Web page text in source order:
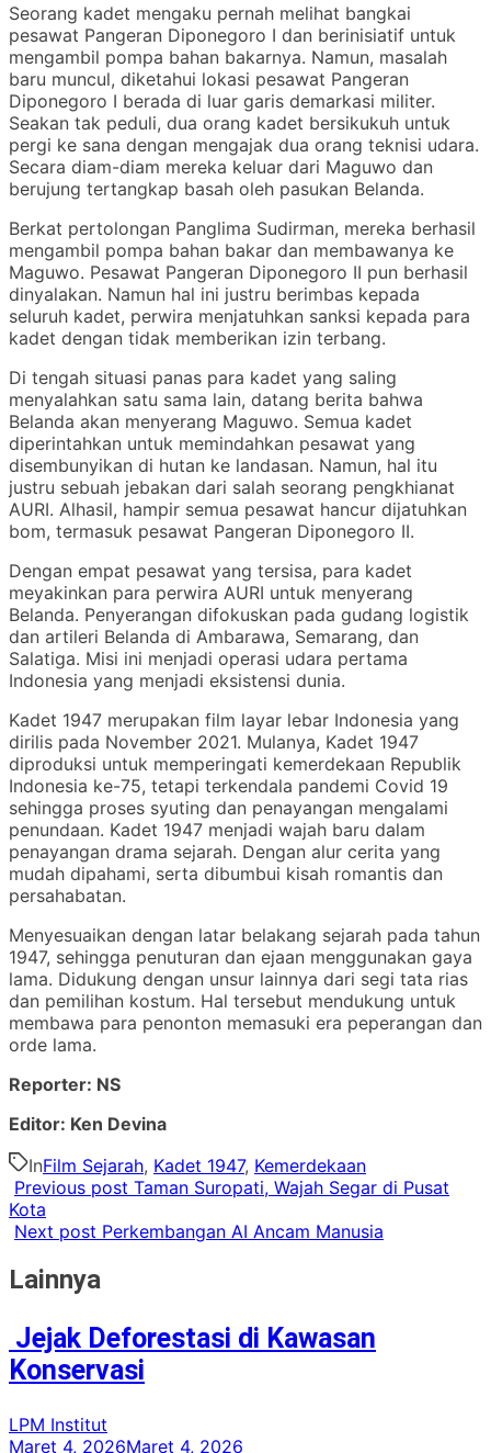
Seorang kadet mengaku pernah melihat bangkai
pesawat Pangeran Diponegoro I dan berinisiatif untuk
mengambil pompa bahan bakarnya. Namun, masalah
baru muncul, diketahui lokasi pesawat Pangeran
Diponegoro I berada di luar garis demarkasi militer.
Seakan tak peduli, dua orang kadet bersikukuh untuk
pergi ke sana dengan mengajak dua orang teknisi udara.
Secara diam-diam mereka keluar dari Maguwo dan
berujung tertangkap basah oleh pasukan Belanda.
Berkat pertolongan Panglima Sudirman, mereka berhasil
mengambil pompa bahan bakar dan membawanya ke
Maguwo. Pesawat Pangeran Diponegoro II pun berhasil
dinyalakan. Namun hal ini justru berimbas kepada
seluruh kadet, perwira menjatuhkan sanksi kepada para
kadet dengan tidak memberikan izin terbang.
Di tengah situasi panas para kadet yang saling
menyalahkan satu sama lain, datang berita bahwa
Belanda akan menyerang Maguwo. Semua kadet
diperintahkan untuk memindahkan pesawat yang
disembunyikan di hutan ke landasan. Namun, hal itu
justru sebuah jebakan dari salah seorang pengkhianat
AURI. Alhasil, hampir semua pesawat hancur dijatuhkan
bom, termasuk pesawat Pangeran Diponegoro II.
Dengan empat pesawat yang tersisa, para kadet
meyakinkan para perwira AURI untuk menyerang
Belanda. Penyerangan difokuskan pada gudang logistik
dan artileri Belanda di Ambarawa, Semarang, dan
Salatiga. Misi ini menjadi operasi udara pertama
Indonesia yang menjadi eksistensi dunia.
Kadet 1947 merupakan film layar lebar Indonesia yang
dirilis pada November 2021. Mulanya, Kadet 1947
diproduksi untuk memperingati kemerdekaan Republik
Indonesia ke-75, tetapi terkendala pandemi Covid 19
sehingga proses syuting dan penayangan mengalami
penundaan. Kadet 1947 menjadi wajah baru dalam
penayangan drama sejarah. Dengan alur cerita yang
mudah dipahami, serta dibumbui kisah romantis dan
persahabatan.
Menyesuaikan dengan latar belakang sejarah pada tahun
1947, sehingga penuturan dan ejaan menggunakan gaya
lama. Didukung dengan unsur lainnya dari segi tata rias
dan pemilihan kostum. Hal tersebut mendukung untuk
membawa para penonton memasuki era peperangan dan
orde lama.
Reporter: NS
Editor: Ken Devina
InFilm Sejarah, Kadet 1947, Kemerdekaan
Previous post Taman Suropati, Wajah Segar di Pusat
Kota
Next post Perkembangan AI Ancam Manusia
Lainnya
Jejak Deforestasi di Kawasan
Konservasi
LPM Institut
Maret 4, 2026Maret 4, 2026